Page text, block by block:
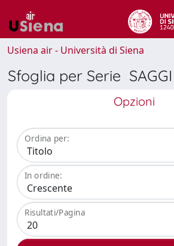
Usiena air - Università di Siena
Sfoglia per Serie SAGGI
Opzioni
Ordina per:
In ordine:
Risultati/Pagina